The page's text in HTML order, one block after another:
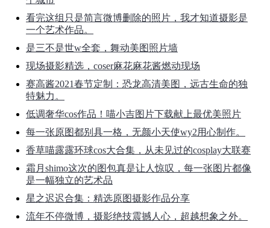
看完这组只是简言微博删除的照片，我才知道摄影是
一个艺术作品。
是三不是世w全套，舞动美图照片墙
现场摄影精选，coser麻花麻花酱燃动现场
赛高酱2021春节定制：恐龙高清美图，远古生命的独
特魅力。
低调奢华cos作品！喵小吉图片下载献上最优美照片
每一张原图都别具一格，无颜小天使wy2用心制作。
香草喵露露环球cos大合集，从未见过的cosplay大联赛
霜月shimo这次的图包真是让人惊叹，每一张图片都像
是一幅独立的艺术品
星之迟迟合集：精选原图摄影作品分享
流年不停微博，摄影绝技震撼人心，超越想象之外。